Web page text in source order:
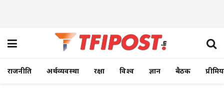
राजनीति अर्थव्यवस्था रक्षा विश्व ज्ञान बैठक